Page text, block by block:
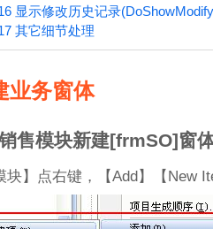
显示修改历史记录
其它细节处理
业务窗体
售模块新建[frmSO]窗
块】点右键，【Add】【New